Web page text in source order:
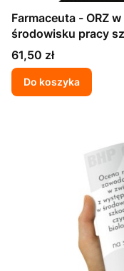
Farmaceuta - ORZ
środowisku pracy
biologicznych
Cena
61,50 zł
Do koszyka